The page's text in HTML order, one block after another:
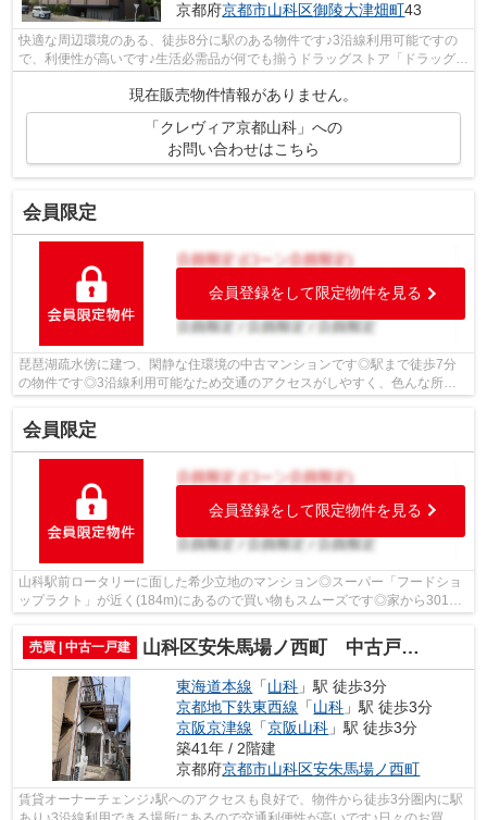
京都府京都市山科区御陵大津畑町43
快適な周辺環境のある、徒歩8分に駅のある物件です♪3沿線利用可能ですの
で、利便性が高いです♪生活必需品が何でも揃うドラッグストア「ドラッグユ
現在販売物件情報がありません。
「クレヴィア京都山科」への
お問い合わせはこちら
会員限定
会員登録をして限定物件を見る
琵琶湖疏水傍に建つ、閑静な住環境の中古マンションです◎駅まで徒歩7分
の物件です◎3沿線利用可能なため交通のアクセスがしやすく、色んな所に
行きやすいです◎傾斜地に建っており、良好...
会員限定
会員登録をして限定物件を見る
山科駅前ロータリーに面した希少立地のマンション◎スーパー「フードショ
ップラクト」が近く(184m)にあるので買い物もスムーズです◎家から301m
のところに、薬や日用品を買うのに便利な...
売買 | 中古一戸建
山科区安朱馬場ノ西町 中古戸建（賃貸オーナーチェンジ）
東海道本線 「山科 」駅 徒歩3分
京都地下鉄東西線 「山科 」駅 徒歩3分
京阪京津線 「京阪山科 」駅 徒歩3分
築41年 / 2階建
京都府京都市山科区安朱馬場ノ西町
賃貸オーナーチェンジ♪駅へのアクセスも良好で、物件から徒歩3分圏内に駅